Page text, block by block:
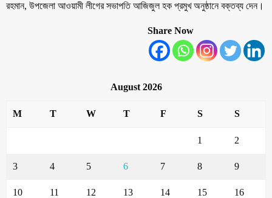
রহমান, ‍উপজেলা আওয়ামী লীগের সভাপতি আজিজুল হক প্রমুখ অনুষ্ঠানে বক্তব্য দেন।
Share Now
August 2026
M T W T F S S
1 2
3 4 5 6 7 8 9
10 11 12 13 14 15 16